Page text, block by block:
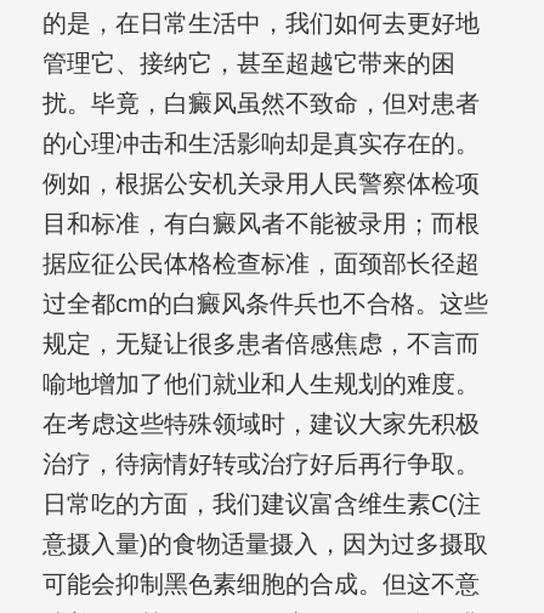
的是，在日常生活中，我们如何去更好地
管理它、接纳它，甚至超越它带来的困
扰。毕竟，白癜风虽然不致命，但对患者
的心理冲击和生活影响却是真实存在的。
例如，根据公安机关录用人民警察体检项
目和标准，有白癜风者不能被录用；而根
据应征公民体格检查标准，面颈部长径超
过全都cm的白癜风条件兵也不合格。这些
规定，无疑让很多患者倍感焦虑，不言而
喻地增加了他们就业和人生规划的难度。
在考虑这些特殊领域时，建议大家先积极
治疗，待病情好转或治疗好后再行争取。
日常吃的方面，我们建议富含维生素C(注
意摄入量)的食物适量摄入，因为过多摄取
可能会抑制黑色素细胞的合成。但这不意